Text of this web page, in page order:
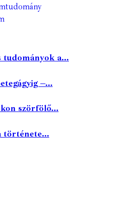
tudományok a...
–...
szörfölő...
története...